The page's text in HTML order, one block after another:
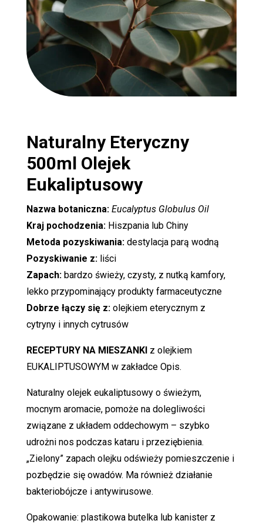
Naturalny Eteryczny
500ml Olejek
Eukaliptusowy
Nazwa botaniczna: Eucalyptus Globulus Oil
Kraj pochodzenia: Hiszpania lub Chiny
Metoda pozyskiwania: destylacja parą wodną
Pozyskiwanie z: liści
Zapach: bardzo świeży, czysty, z nutką kamfory,
lekko przypominający produkty farmaceutyczne
Dobrze łączy się z: olejkiem eterycznym z
cytryny i innych cytrusów
RECEPTURY NA MIESZANKI z olejkiem
EUKALIPTUSOWYM w zakładce Opis.
Naturalny olejek eukaliptusowy o świeżym,
mocnym aromacie, pomoże na dolegliwości
związane z układem oddechowym – szybko
udrożni nos podczas kataru i przeziębienia.
„Zielony” zapach olejku odświeży pomieszczenie i
pozbędzie się owadów. Ma również działanie
bakteriobójcze i antywirusowe.
Opakowanie: plastikowa butelka lub kanister z